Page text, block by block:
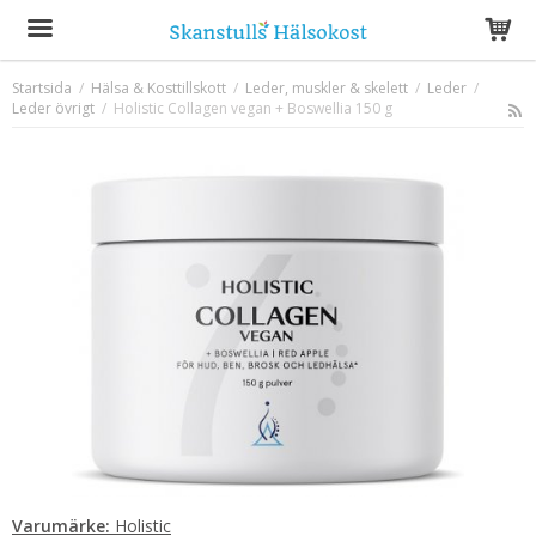
Produkten har blivit tillagd i varukorgen
Startsida / Hälsa & Kosttillskott / Leder, muskler & skelett / Leder /
Leder övrigt / Holistic Collagen vegan + Boswellia 150 g
Varumärke: Holistic